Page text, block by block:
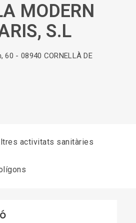
MODERN
S.L
60 - 08940 CORNELLÀ DE
activitats sanitàries